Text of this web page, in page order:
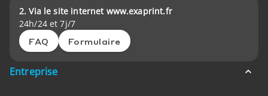
2. Via le site internet www.exaprint.fr
24h/24 et 7j/7
FAQ Formulaire
Entreprise